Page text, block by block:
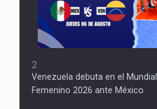
2
Venezuela debuta en el
Femenino 2026 ante México